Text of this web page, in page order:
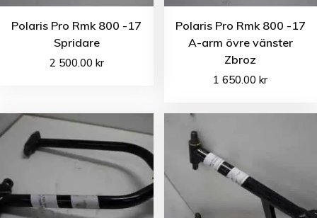
Polaris Pro Rmk 800 -17
Spridare
2 500.00 kr
Polaris Pro Rmk 800 -17
A-arm övre vänster
Zbroz
1 650.00kr